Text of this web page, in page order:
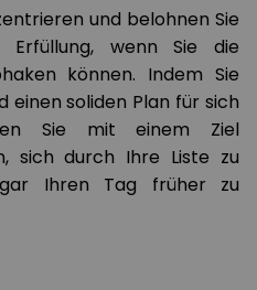
und belohnen Sie
wenn Sie die
können. Indem Sie
einen soliden Plan für sich
Sie mit einem Ziel
sich durch Ihre Liste zu
Ihren Tag früher zu